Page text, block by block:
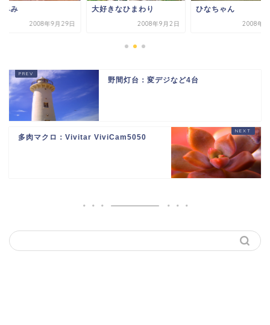
みみ
2008年9月29日
大好きなひまわり
2008年9月2日
ひなちゃん
2008年9
野間灯台：変デジなど4台
多肉マクロ：Vivitar ViviCam5050